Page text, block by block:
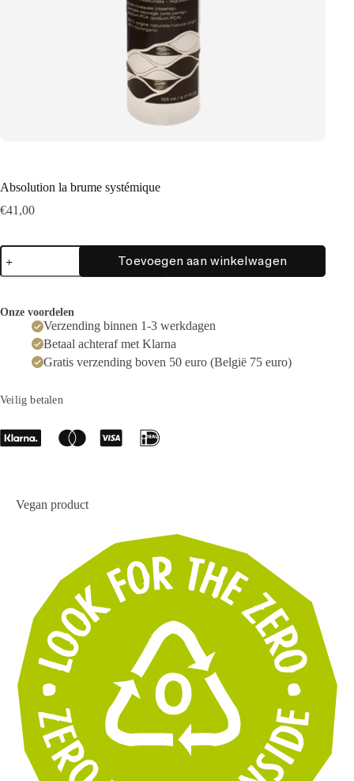
Absolution la brume systémique
€41,00
Absolution
la
brume
Toevoegen aan winkelwagen
Onze voordelen
Verzending binnen 1-3 werkdagen
Betaal achteraf met Klarna
Gratis verzending boven 50 euro (België 75 euro)
Veilig betalen
Vegan product